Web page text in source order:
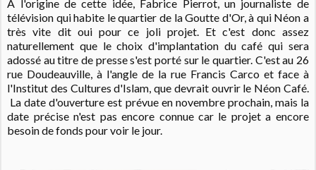
À l'origine de cette idée, Fabrice Pierrot, un journaliste de
télévision qui habite le quartier de la Goutte d'Or, à qui Néon a
très vite dit oui pour ce joli projet. Et c'est donc assez
naturellement que le choix d'implantation du café qui sera
adossé au titre de presse s'est porté sur le quartier. C'est au 26
rue Doudeauville, à l'angle de la rue Francis Carco et face à
l'Institut des Cultures d'Islam, que devrait ouvrir le Néon Café.
La date d'ouverture est prévue en novembre prochain, mais la
date précise n'est pas encore connue car le projet a encore
besoin de fonds pour voir le jour.